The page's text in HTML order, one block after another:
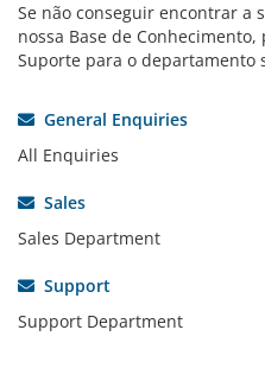
Se não conseguir encontrar a
nossa Base de
Suporte para o departamento
General Enquiries
All Enquiries
Sales
Sales Department
Support
Support Department